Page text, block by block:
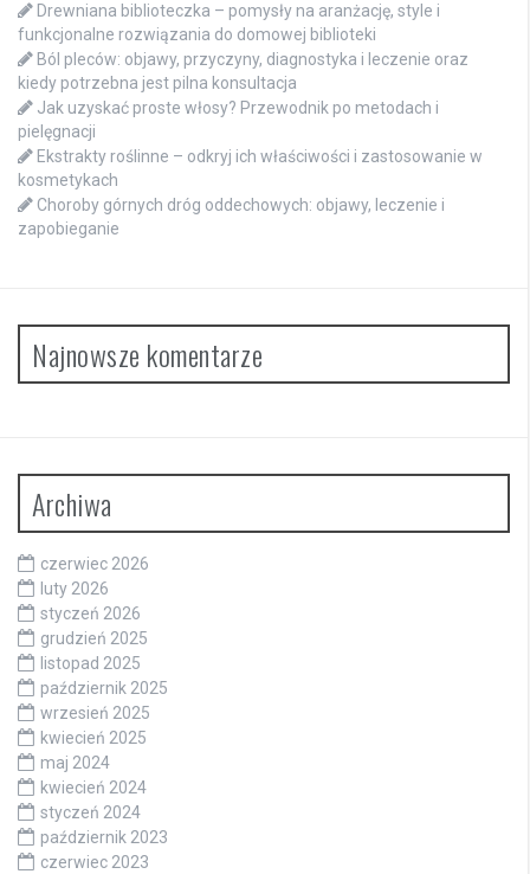
Drewniana biblioteczka – pomysły na aranżację, style i
funkcjonalne rozwiązania do domowej biblioteki
Ból pleców: objawy, przyczyny, diagnostyka i leczenie oraz
kiedy potrzebna jest pilna konsultacja
Jak uzyskać proste włosy? Przewodnik po metodach i
pielęgnacji
Ekstrakty roślinne – odkryj ich właściwości i zastosowanie w
kosmetykach
Choroby górnych dróg oddechowych: objawy, leczenie i
zapobieganie
Najnowsze komentarze
Archiwa
czerwiec 2026
luty 2026
styczeń 2026
grudzień 2025
listopad 2025
październik 2025
wrzesień 2025
kwiecień 2025
maj 2024
kwiecień 2024
styczeń 2024
październik 2023
czerwiec 2023